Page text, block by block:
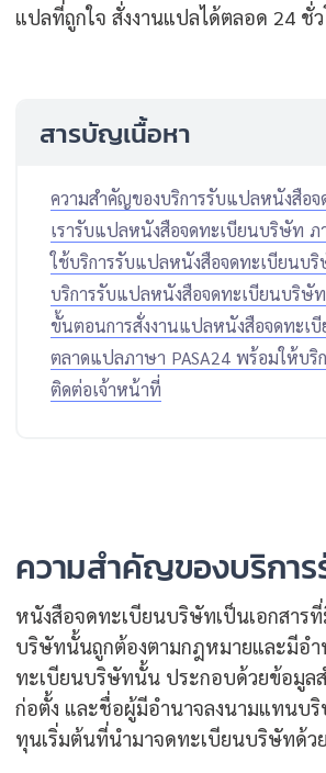
แปลที่ถูกใจ สั่งงานแปลได้ตลอด 24 ชั่ว
สารบัญเนื้อหา
ความสำคัญของบริการรับแปลหนังสือ
เรารับแปลหนังสือจดทะเบียนบริษัท ภ
ใช้บริการรับแปลหนังสือจดทะเบียนบริ
บริการรับแปลหนังสือจดทะเบียนบริษัท
ขั้นตอนการสั่งงานแปลหนังสือจดทะเ
ตลาดแปลภาษา PASA24 พร้อมให้บริ
ติดต่อเจ้าหน้าที่
ความสำคัญของบริกา
หนังสือจดทะเบียนบริษัทเป็นเอกสาร
บริษัทนั้นถูกต้องตามกฎหมายและมีอำ
ทะเบียนบริษัทนั้น ประกอบด้วยข้อมูล
ก่อตั้ง และชื่อผู้มีอำนาจลงนามแทนบริ
ทุนเริ่มต้นที่นำมาจดทะเบียนบริษัทด้วย